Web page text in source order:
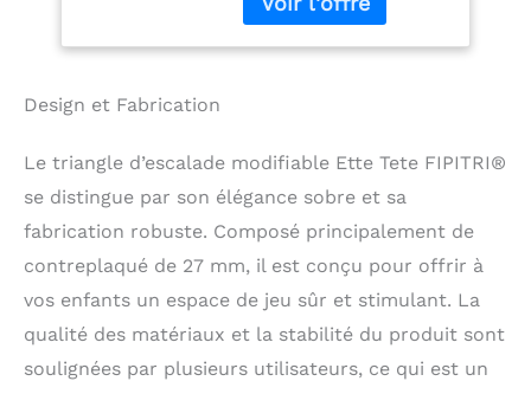
d'escalader et de jouer.
d’autres enfants en
même temps
Amusement - la
découverte de la rampe
de glisse suscitera une
globale - les enfants se
développeront la force
et la mobilité des bras,
des jambes, du dos et
Design et Fabrication
Le triangle d’escalade modifiable Ette Tete FIPITRI®
se distingue par son élégance sobre et sa
fabrication robuste. Composé principalement de
contreplaqué de 27 mm, il est conçu pour offrir à
vos enfants un espace de jeu sûr et stimulant. La
qualité des matériaux et la stabilité du produit sont
soulignées par plusieurs utilisateurs, ce qui est un